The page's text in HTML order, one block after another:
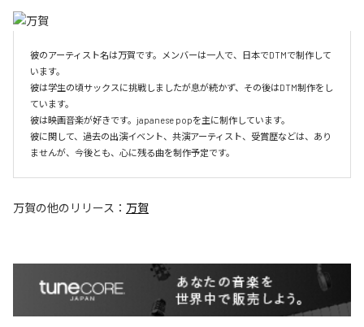
彼のアーティスト名は万賀です。メンバーは一人で、日本でDTMで制作して
います。
彼は学生の頃サックスに挑戦しましたが息が続かず、その後はDTM制作をし
ています。
彼は映画音楽が好きです。japanese popを主に制作しています。
彼に関して、過去の出演イベント、共演アーティスト、受賞歴などは、あり
ませんが、今後とも、心に残る曲を制作予定です。
万賀の他のリリース： 万賀